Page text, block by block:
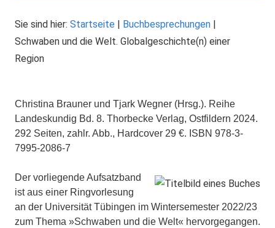
Sie sind hier: Startseite | Buchbesprechungen |
Schwaben und die Welt. Globalgeschichte(n) einer
Region
Christina Brauner und Tjark Wegner (Hrsg.). Reihe
Landeskundig Bd. 8. Thorbecke Verlag, Ostfildern 2024.
292 Seiten, zahlr. Abb., Hardcover 29 €. ISBN 978-3-
7995-2086-7
Der vorliegende Aufsatzband
ist aus einer Ringvorlesung
an der Universität Tübingen im Wintersemester 2022/23
zum Thema »Schwaben und die Welt« hervorgegangen.